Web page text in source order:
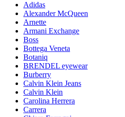
Adidas
Alexander McQueen
Arnette
Armani Exchange
Boss
Bottega Veneta
Botaniq
BRENDEL eyewear
Burberry
Calvin Klein Jeans
Calvin Klein
Carolina Herrera
Carrera